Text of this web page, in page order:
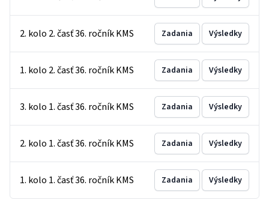
2. kolo 2. časť 36. ročník KMS Zadania Výsledky
1. kolo 2. časť 36. ročník KMS Zadania Výsledky
3. kolo 1. časť 36. ročník KMS Zadania Výsledky
2. kolo 1. časť 36. ročník KMS Zadania Výsledky
1. kolo 1. časť 36. ročník KMS Zadania Výsledky